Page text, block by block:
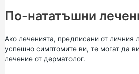
По-нататъшни
Ако леченията, предписани от личния
успешно симптомите ви, те могат да
лечение от дерматолог.